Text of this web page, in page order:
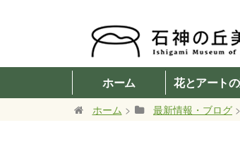
ホーム 花とアート
ホーム > 最新情報・ブログ